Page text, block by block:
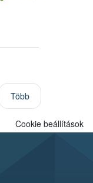
Több
Cookie beállítások